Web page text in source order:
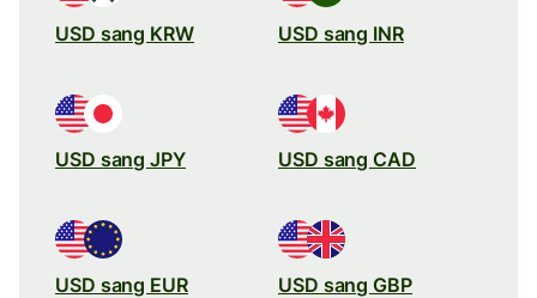
USD sang KRW USD sang INR
USD sang JPY USD sang CAD
USD sang EUR USD sang GBP